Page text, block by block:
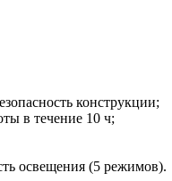
конструкции;
в течение 10 ч;
освещения (5 режимов).